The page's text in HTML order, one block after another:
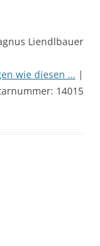
Liendlbauer
wie diesen … |
14015